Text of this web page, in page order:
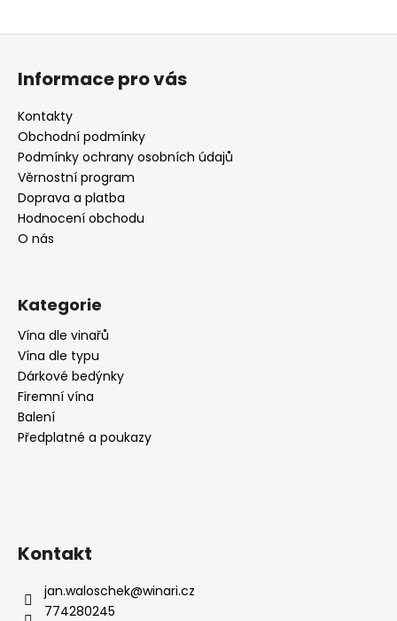
Z
Informace pro vás
Kontakty
Obchodní podmínky
Podmínky ochrany osobních údajů
Věrnostní program
Doprava a platba
Hodnocení obchodu
O nás
Kategorie
Vína dle vinařů
Vína dle typu
Dárkové bedýnky
Firemní vína
Balení
Předplatné a poukazy
Kontakt
jan.waloschek@winari.cz
774280245